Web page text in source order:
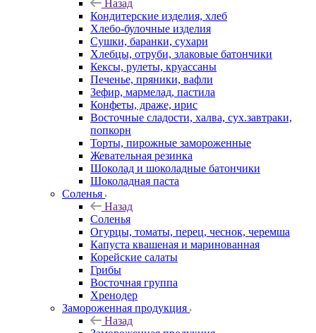
Назад
Кондитерские изделия, хлеб
Хлебо-булочные изделия
Сушки, баранки, сухари
Хлебцы, отруби, злаковые батончики
Кексы, рулеты, круассаны
Печенье, пряники, вафли
Зефир, мармелад, пастила
Конфеты, драже, ирис
Восточные сладости, халва, сух.завтраки,
попкорн
Торты, пирожные замороженные
Жевательная резинка
Шоколад и шоколадные батончики
Шоколадная паста
Соленья
Назад
Соленья
Огурцы, томаты, перец, чеснок, черемша
Капуста квашеная и маринованная
Корейские салаты
Грибы
Восточная группа
Хренодер
Замороженная продукция
Назад